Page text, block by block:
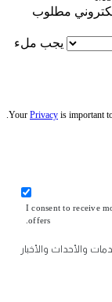
مطلوب
يجب ملء
Your Privacy is important
I consent to receive
offers.
والأحداث والأخبار